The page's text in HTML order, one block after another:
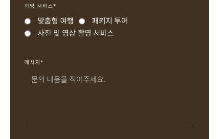
희망 서비스*
맞춤형 여행
패키지 투어
사진 및 영상 촬영 서비스
메시지*